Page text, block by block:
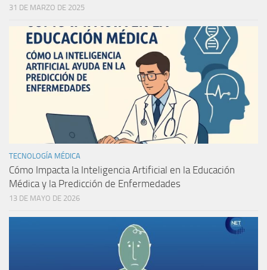
31 DE MARZO DE 2025
TECNOLOGÍA MÉDICA
Cómo Impacta la Inteligencia Artificial en la Educación
Médica y la Predicción de Enfermedades
13 DE MAYO DE 2026